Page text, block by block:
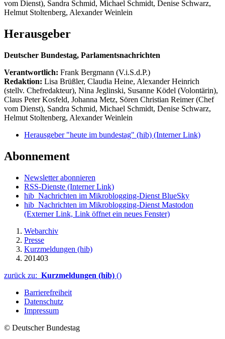
vom Dienst), Sandra Schmid, Michael Schmidt, Denise Schwarz,
Helmut Stoltenberg, Alexander Weinlein
Herausgeber
Deutscher Bundestag, Parlamentsnachrichten
Verantwortlich: Frank Bergmann (V.i.S.d.P.)
Redaktion: Lisa Brüßler, Claudia Heine, Alexander Heinrich
(stellv. Chefredakteur), Nina Jeglinski, Susanne Ködel (Volontärin),
Claus Peter Kosfeld, Johanna Metz, Sören Christian Reimer (Chef
vom Dienst), Sandra Schmid, Michael Schmidt, Denise Schwarz,
Helmut Stoltenberg, Alexander Weinlein
Herausgeber "heute im bundestag" (hib) (Interner Link)
Abonnement
Newsletter abonnieren
RSS-Dienste (Interner Link)
hib_Nachrichten im Mikroblogging-Dienst BlueSky
hib_Nachrichten im Mikroblogging-Dienst Mastodon
(Externer Link, Link öffnet ein neues Fenster)
Webarchiv
Presse
Kurzmeldungen (hib)
201403
zurück zu: Kurzmeldungen (hib) ()
Barrierefreiheit
Datenschutz
Impressum
© Deutscher Bundestag